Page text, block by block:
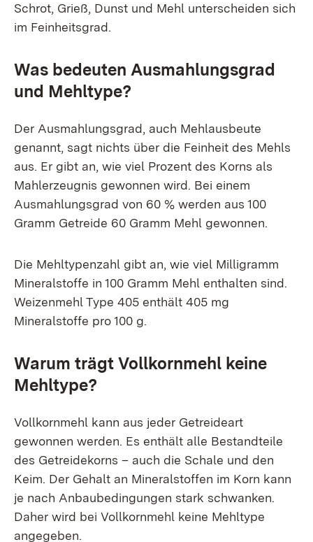
Schrot, Grieß, Dunst und Mehl unterscheiden sich
im Feinheitsgrad.
Was bedeuten Ausmahlungsgrad
und Mehltype?
Der Ausmahlungsgrad, auch Mehlausbeute
genannt, sagt nichts über die Feinheit des Mehls
aus. Er gibt an, wie viel Prozent des Korns als
Mahlerzeugnis gewonnen wird. Bei einem
Ausmahlungsgrad von 60 % werden aus 100
Gramm Getreide 60 Gramm Mehl gewonnen.
Die Mehltypenzahl gibt an, wie viel Milligramm
Mineralstoffe in 100 Gramm Mehl enthalten sind.
Weizenmehl Type 405 enthält 405 mg
Mineralstoffe pro 100 g.
Warum trägt Vollkornmehl keine
Mehltype?
Vollkornmehl kann aus jeder Getreideart
gewonnen werden. Es enthält alle Bestandteile
des Getreidekorns – auch die Schale und den
Keim. Der Gehalt an Mineralstoffen im Korn kann
je nach Anbaubedingungen stark schwanken.
Daher wird bei Vollkornmehl keine Mehltype
angegeben.